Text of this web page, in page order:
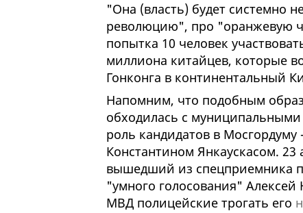
"Она (власть) будет системно
революцию", про "оранжевую
попытка 10 человек
миллиона китайцев, которые
Гонконга в континентальный
Напомним, что подобным
обходилась с
роль кандидатов в
Константином Янкаускасом. 23
вышедший из спецприемника
"умного голосования"
МВД полицейские трогать его